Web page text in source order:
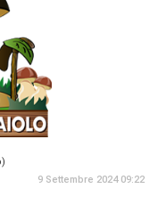
9 Settembre 2024 09:22